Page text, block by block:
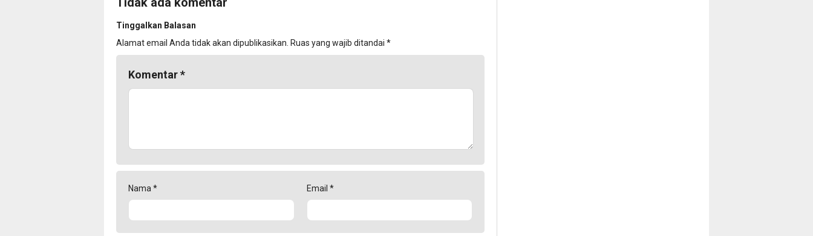
Tinggalkan Balasan
Alamat email Anda tidak akan dipublikasikan. Ruas yang wajib ditandai *
Komentar*
Nama * Email *